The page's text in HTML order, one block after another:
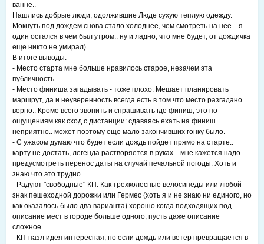
ванне..
Нашлись добрые люди, одолжившие Люде сухую теплую одежду.
Мокнуть под дождем снова стало холоднее, чем смотреть на нее... я
один остался в чем был утром.. ну и ладно, что мне будет, от дождичка
еще никто не умирал)
В итоге выводы:
- Место старта мне больше нравилось старое, незачем эта
публичность.
- Место финиша загадывать - тоже плохо. Мешает планировать
маршрут, да и неуверенность всегда есть в том что место разгадано
верно.. Кроме всего звонить и спрашивать где финиш, это по
ощущениям как сход с дистанции: сдаваясь ехать на финиш
неприятно.. может поэтому еще мало закончивших гонку было.
- С ужасом думаю что будет если дождь пойдет прямо на старте..
карту не достать, легенда растворяется в руках... мне кажется надо
предусмотреть перенос даты на случай печальной погоды. Хоть и
знаю что это трудно..
- Радуют "свободные" КП. Как трехколесные велосипеды или любой
знак пешеходной дорожки или Гермес (хоть я и не знаю ни единого, но
как оказалось было два варианта) хорошо когда подходящих под
описание мест в городе больше одного, пусть даже описание
сложное.
- КП-пазл идея интересная, но если дождь или ветер превращается в